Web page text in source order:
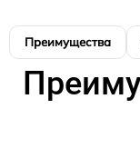
Преимущества